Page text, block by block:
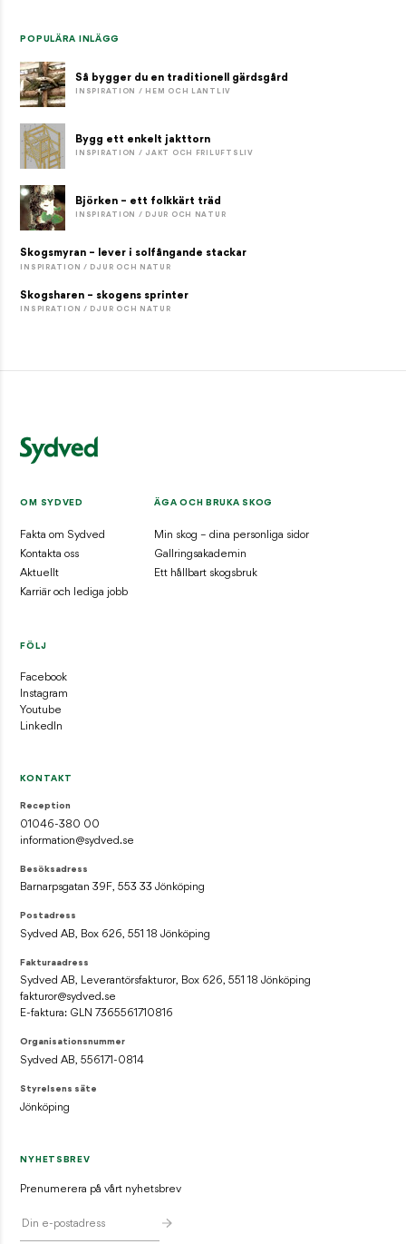
POPULÄRA INLÄGG
Så bygger du en traditionell gärdsgård
INSPIRATION / HEM OCH LANTLIV
Bygg ett enkelt jakttorn
INSPIRATION / JAKT OCH FRILUFTSLIV
Björken – ett folkkärt träd
INSPIRATION / DJUR OCH NATUR
Skogsmyran – lever i solfångande stackar
INSPIRATION / DJUR OCH NATUR
Skogsharen – skogens sprinter
INSPIRATION / DJUR OCH NATUR
OM SYDVED
Fakta om Sydved
Kontakta oss
Aktuellt
Karriär och lediga jobb
ÄGA OCH BRUKA SKOG
Min skog – dina personliga sidor
Gallringsakademin
Ett hållbart skogsbruk
FÖLJ
Facebook
Instagram
Youtube
LinkedIn
KONTAKT
Reception
01046-380 00
information@sydved.se
Besöksadress
Barnarpsgatan 39F, 553 33 Jönköping
Postadress
Sydved AB, Box 626, 551 18 Jönköping
Fakturaadress
Sydved AB, Leverantörsfakturor, Box 626, 551 18 Jönköping
fakturor@sydved.se
E-faktura: GLN 7365561710816
Organisationsnummer
Sydved AB, 556171-0814
Styrelsens säte
Jönköping
NYHETSBREV
Prenumerera på vårt nyhetsbrev